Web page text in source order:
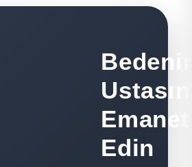
Emanet
Edin